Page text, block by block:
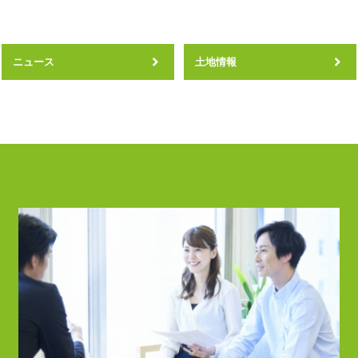
ニュース 土地情報